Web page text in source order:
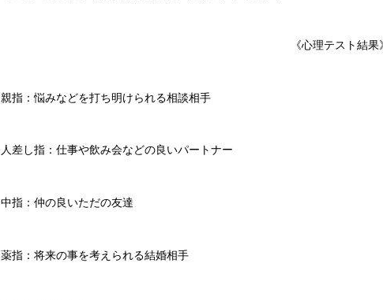
《心理テスト結果
親指：悩みなどを打ち明けられる相談相手
人差し指：仕事や飲み会などの良いパートナー
中指：仲の良いただの友達
薬指：将来の事を考えられる結婚相手